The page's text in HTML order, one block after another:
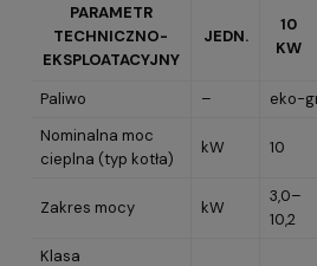
PARAMETR
TECHNICZNO-
EKSPLOATACYJNY
JEDN.
10
KW
Paliwo –
eko-
Nominalna moc
cieplna (typ kotła)
kW 10
Zakres mocy kW
3,0–
10,2
Klasa